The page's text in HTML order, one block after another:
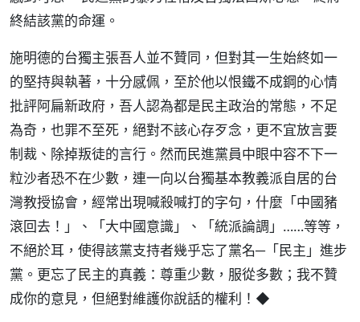
終結該黨的命運。
施明德的台獨主張吾人並不贊同，但對其一生始終如一
的堅持與執著，十分感佩，至於他以恨鐵不成鋼的心情
批評阿扁新政府，吾人認為都是民主政治的常態，不足
為奇，也罪不至死，絕對不該心存歹念，更不宜放言要
制裁、除掉叛徒的言行。然而民進黨員中眼中容不下一
粒沙者恐不在少數，連一向以台獨基本教義派自居的台
灣教授協會，經常出現喊殺喊打的字句，什麼「中國豬
滾回去！」、「大中國意識」、「統派論調」……等等，
不絕於耳，使得該黨支持者幾乎忘了黨名─「民主」進步
黨。更忘了民主的真義：尊重少數，服從多數；我不贊
成你的意見，但絕對維護你說話的權利！◆